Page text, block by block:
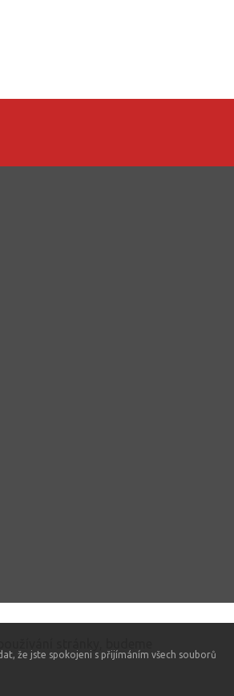
že jste spokojeni s přijímáním všech souborů
stránky, budeme